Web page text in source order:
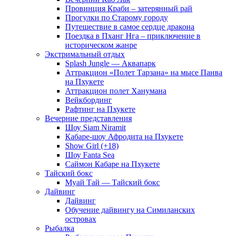
Провинция Краби – затерянный рай
Прогулки по Старому городу
Путешествие в самое сердце дракона
Поездка в Пханг Нга – приключение в
историческом жанре
Экстримальный отдых
Splash Jungle — Аквапарк
Аттракцион «Полет Тарзана» на мысе Панва
на Пхукете
Аттракцион полет Ханумана
Вейкбординг
Рафтинг на Пхукете
Вечерние представления
Шоу Siam Niramit
Кабаре-шоу Афродита на Пхукете
Show Girl (+18)
Шоу Fanta Sea
Саймон Кабаре на Пхукете
Тайский бокс
Муай Тай — Тайский бокс
Дайвинг
Дайвинг
Обучение дайвингу на Симиланских
островах
Рыбалка